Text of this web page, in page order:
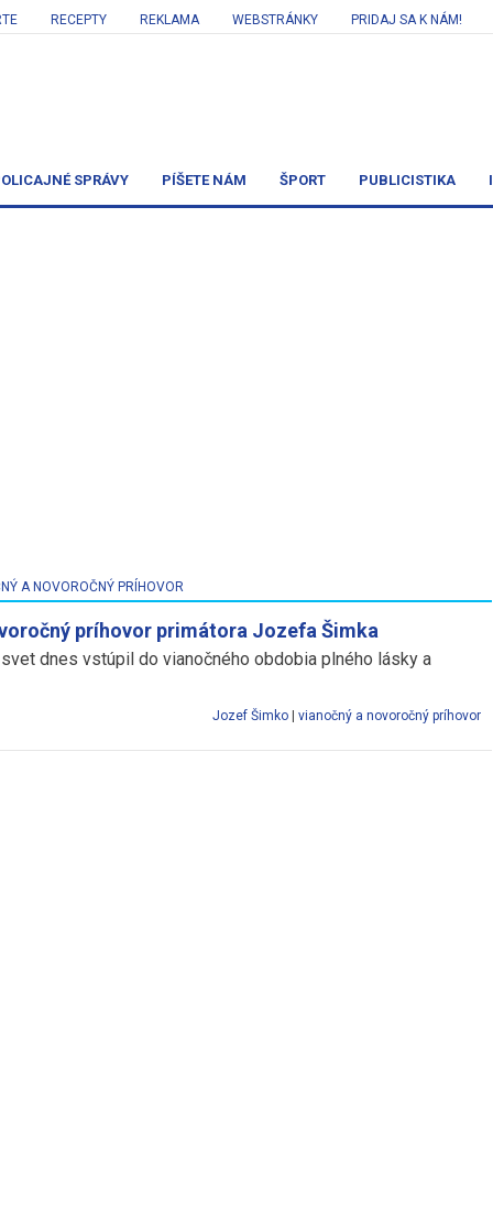
RECEPTY REKLAMA WEBSTRÁNKY PRIDAJ SA K NÁM!
SPRÁVY PÍŠETE NÁM ŠPORT PUBLICISTIKA
A NOVOROČNÝ PRÍHOVOR
príhovor primátora Jozefa Šimka
dnes vstúpil do vianočného obdobia plného lásky a
Jozef Šimko |vianočný a novoročný príhovor